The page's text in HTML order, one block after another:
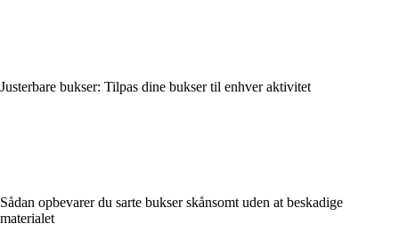
Justerbare bukser: Tilpas dine bukser til enhver aktivitet
Sådan opbevarer du sarte bukser skånsomt uden at beskadige
materialet